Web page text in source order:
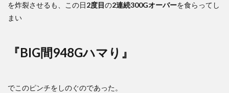
を炸裂させるも、この日2度目の2連続300Gオーバーを食らってし
まい
『BIG間948Gハマり』
でこのピンチをしのぐのであった。